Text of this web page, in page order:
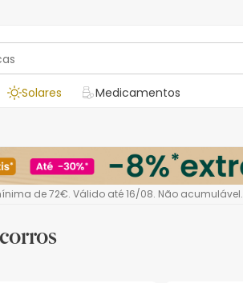
Solares Medicamentos
de 72€. Válido até 16/08. Não acumulável.